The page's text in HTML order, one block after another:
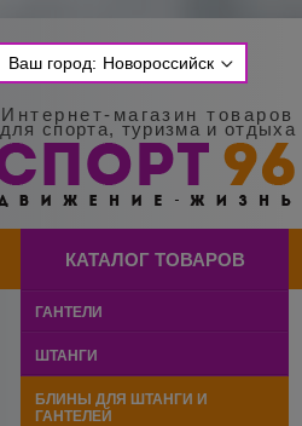
Ваш город: Новороссийск
Интернет-магазин товаров
для спорта, туризма и отдыха
КАТАЛОГ ТОВАРОВ
ГАНТЕЛИ
ШТАНГИ
БЛИНЫ ДЛЯ ШТАНГИ И
ГАНТЕЛЕЙ